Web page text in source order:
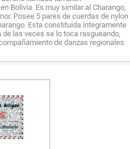
Bolivia. Es muy similar al Charango,
Posee 5 pares de cuerdas de nylon
Esta constituida íntegramente
de las veces se lo toca rasgueando,
de danzas regionales.